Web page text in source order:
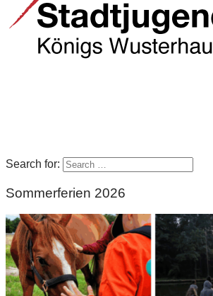
Search for:
Sommerferien 2026